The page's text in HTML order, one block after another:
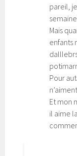
pareil,
Mais
enfants
Pour
Et mon
il aime